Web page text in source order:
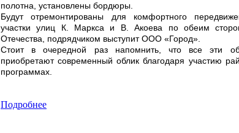
полотна, установлены бордюры.
Будут отремонтированы для комфортного
участки улиц К. Маркса и В. Акоева по обеим
Отечества, подрядчиком выступит ООО «Город».
Стоит в очередной раз напомнить, что все эти
приобретают современный облик благодаря участию
программах.
Подробнее